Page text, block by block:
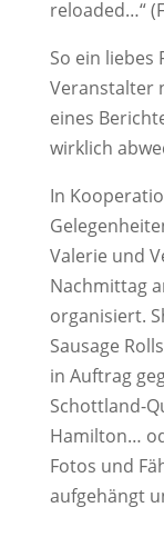
reloaded…“
So ein liebes
Veranstalter
eines
wirklich
In
Valerie und
Nachmittag
organisiert.
Sausage
in Auftrag
Schottland-
Hamilton…
Fotos und
aufgehängt